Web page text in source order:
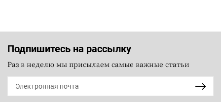
Подпишитесь на рассылку
Раз в неделю мы присылаем самые важные статьи